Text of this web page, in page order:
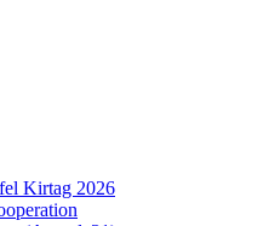
Kirtag 2026